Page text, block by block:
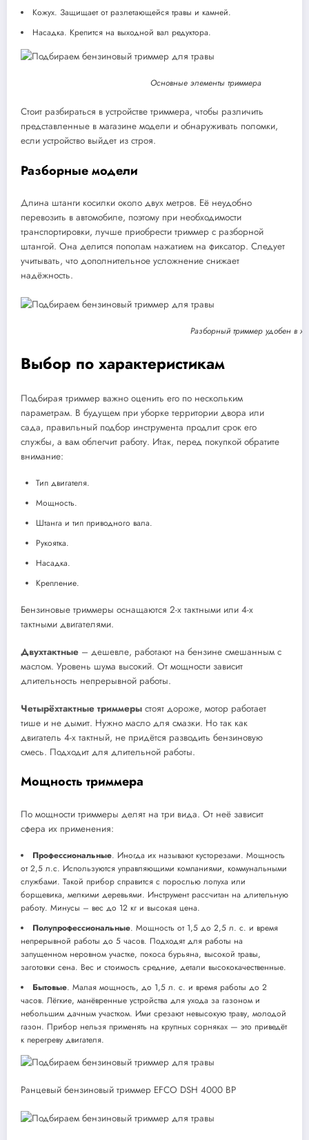
Кожух. Защищает от разлетающейся травы и камней.
Насадка. Крепится на выходной вал редуктора.
Основные элементы триммера
Стоит разбираться в устройстве триммера, чтобы различить
представленные в магазине модели и обнаруживать поломки,
если устройство выйдет из строя.
Разборные модели
Длина штанги косилки около двух метров. Её неудобно
перевозить в автомобиле, поэтому при необходимости
транспортировки, лучше приобрести триммер с разборной
штангой. Она делится пополам нажатием на фиксатор. Следует
учитывать, что дополнительное усложнение снижает
надёжность.
Разборный триммер удобен в
Выбор по характеристикам
Подбирая триммер важно оценить его по нескольким
параметрам. В будущем при уборке территории двора или
сада, правильный подбор инструмента продлит срок его
службы, а вам облегчит работу. Итак, перед покупкой обратите
внимание:
Тип двигателя.
Мощность.
Штанга и тип приводного вала.
Рукоятка.
Насадка.
Крепление.
Бензиновые триммеры оснащаются 2-х тактными или 4-х
тактными двигателями.
Двухтактные – дешевле, работают на бензине смешанным с
маслом. Уровень шума высокий. От мощности зависит
длительность непрерывной работы.
Четырёхтактные триммеры стоят дороже, мотор работает
тише и не дымит. Нужно масло для смазки. Но так как
двигатель 4-х тактный, не придётся разводить бензиновую
смесь. Подходит для длительной работы.
Мощность триммера
По мощности триммеры делят на три вида. От неё зависит
сфера их применения:
Профессиональные. Иногда их называют кусторезами. Мощность
от 2,5 л.с. Используются управляющими компаниями, коммунальными
службами. Такой прибор справится с порослью лопуха или
борщевика, мелкими деревьями. Инструмент рассчитан на длительную
работу. Минусы – вес до 12 кг и высокая цена.
Полупрофессиональные. Мощность от 1,5 до 2,5 л. с. и время
непрерывной работы до 5 часов. Подходят для работы на
запущенном неровном участке, покоса бурьяна, высокой травы,
заготовки сена. Вес и стоимость средние, детали высококачественные.
Бытовые. Малая мощность, до 1,5 л. с. и время работы до 2
часов. Лёгкие, манёвренные устройства для ухода за газоном и
небольшим дачным участком. Ими срезают невысокую траву, молодой
газон. Прибор нельзя применять на крупных сорняках — это приведёт
к перегреву двигателя.
Ранцевый бензиновый триммер EFCO DSH 4000 BP